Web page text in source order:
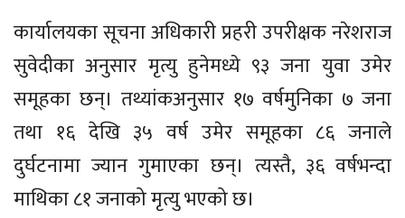
कार्यालयका सूचना अधिकारी प्रहरी उपरीक्षक नरेशराज
सुवेदीका अनुसार मृत्यु हुनेमध्ये ९३ जना युवा उमेर
समूहका छन्। तथ्यांकअनुसार १७ वर्षमुनिका ७ जना
तथा १६ देखि ३५ वर्ष उमेर समूहका ८६ जनाले
दुर्घटनामा ज्यान गुमाएका छन्। त्यस्तै, ३६ वर्षभन्दा
माथिका ८१ जनाको मृत्यु भएको छ।